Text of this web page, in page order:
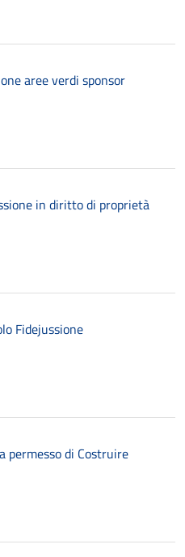
aree verdi sponsor
in diritto di proprietà
Fidejussione
permesso di Costruire